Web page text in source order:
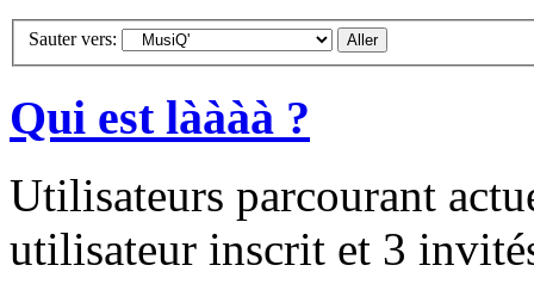
Sauter vers:
Qui est làààà ?
Utilisateurs parcourant
utilisateur inscrit et 3